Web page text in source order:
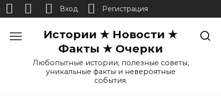
Истории ★ Новости ★
Факты ★ Очерки
Любопытные истории, полезные советы,
уникальные факты и невероятные
события.
Вход Регистрация